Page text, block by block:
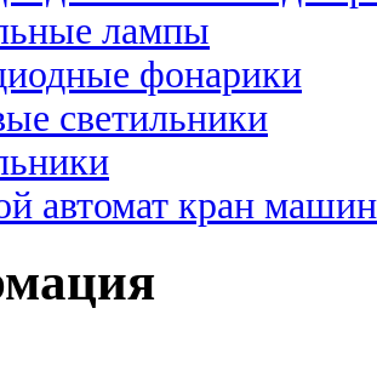
лампы
фонарики
светильники
автомат кран